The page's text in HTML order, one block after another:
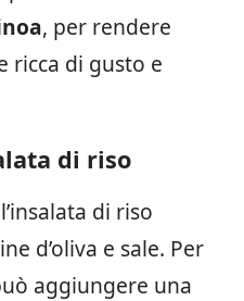
, per rendere
ricca di gusto e
di riso
di riso
d’oliva e sale. Per
aggiungere una